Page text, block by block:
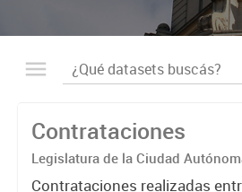
Contrataciones
Legislatura de la Ciudad
Buenos Aires
Contrataciones realizadas